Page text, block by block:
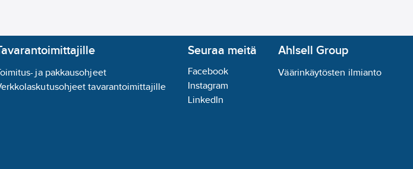
ja pakkausohjeet
tavarantoimittajille
Seuraa meitä
Facebook
Instagram
LinkedIn
Ahlsell Group
Väärinkäytösten ilmianto